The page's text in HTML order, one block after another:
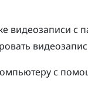
видеозаписи с
с